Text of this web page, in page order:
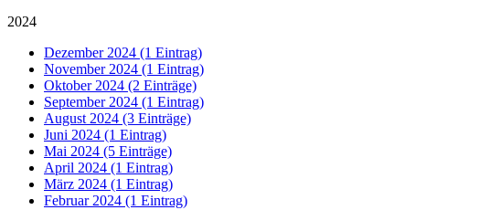
2024
Dezember 2024 (1 Eintrag)
November 2024 (1 Eintrag)
Oktober 2024 (2 Einträge)
September 2024 (1 Eintrag)
August 2024 (3 Einträge)
Juni 2024 (1 Eintrag)
Mai 2024 (5 Einträge)
April 2024 (1 Eintrag)
März 2024 (1 Eintrag)
Februar 2024 (1 Eintrag)